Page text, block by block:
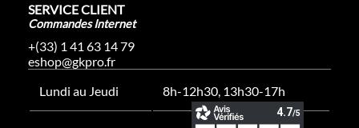
SERVICE CLIENT
Commandes Internet
+(33) 1 41 63 14 79
eshop@gkpro.fr
Lundi au Jeudi
8h-12h30, 13h30-17h